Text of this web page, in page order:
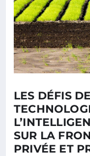
LES DÉFIS
SUR LA
PRIVÉE ET